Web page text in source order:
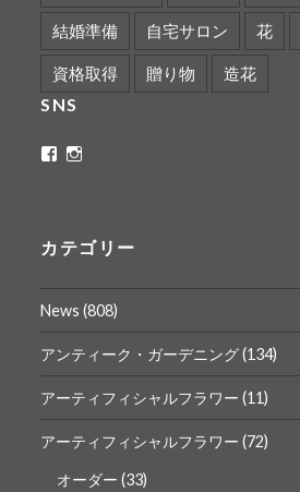
結婚準備 自宅サロン 花
資格取得 贈り物 造花
SNS
ritaflower.calligraphy
ロ
フ
ー
ル
を
Facebook
で
表
示
ロ
フ
ー
ル
を
Instagram
で
表
示
カテゴリー
News (808)
アンティーク・ガーデニング(134)
アーティフィシャルフラワー (11)
アーティフィシャルフラワー (72)
オーダー (33)